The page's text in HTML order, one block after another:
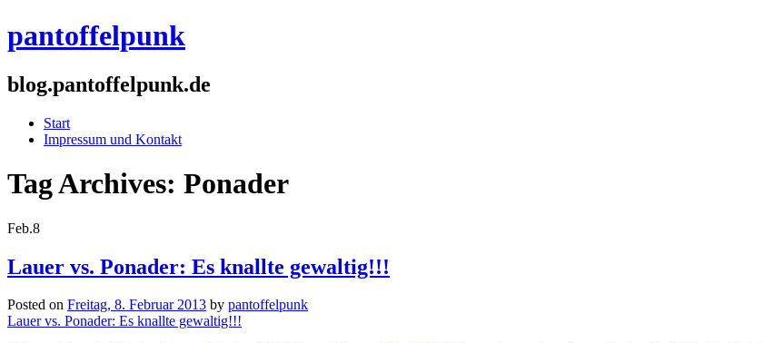
pantoffelpunk
blog.pantoffelpunk.de
Start
Impressum und Kontakt
Tag Archives: Ponader
Feb.8
Lauer vs. Ponader: Es knallte gewaltig!!!
Posted on Freitag, 8. Februar 2013 by pantoffelpunk
Lauer vs. Ponader: Es knallte gewaltig!!!